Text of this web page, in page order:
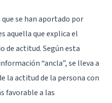
se han aportado por
aquella que explica el
de actitud. Según esta
“ancla”, se lleva a
la actitud de la persona con
favorable a las